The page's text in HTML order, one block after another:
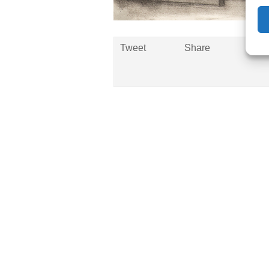
Tweet Share